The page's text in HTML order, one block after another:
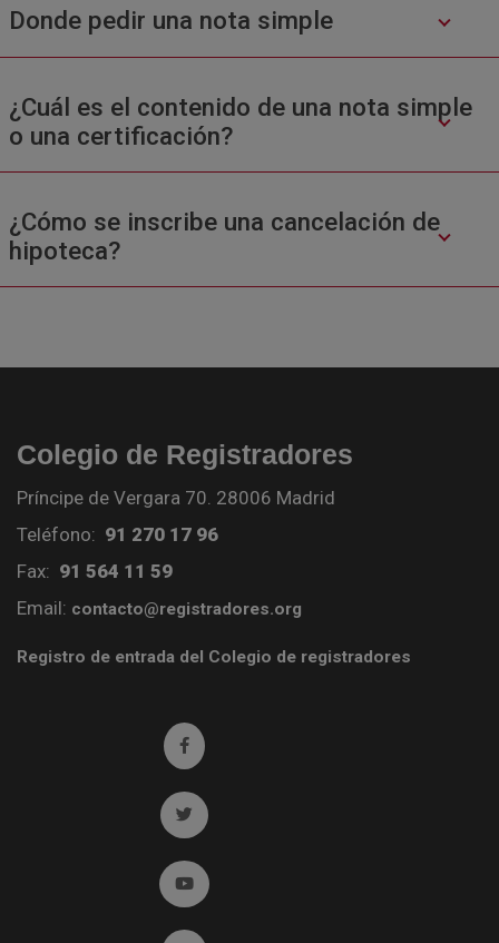
Donde pedir una nota simple
¿Cuál es el contenido de una nota simple
o una certificación?
¿Cómo se inscribe una cancelación de
hipoteca?
Colegio de Registradores
Príncipe de Vergara 70. 28006 Madrid
Teléfono: 91 270 17 96
Fax: 91 564 11 59
Email: contacto@registradores.org
Registro de entrada del Colegio de registradores
Ir a facebook (abre en ventana nueva)
Ir a twitter (abre en ventana nueva)
Ir a YouTube (abre en ventana nueva)